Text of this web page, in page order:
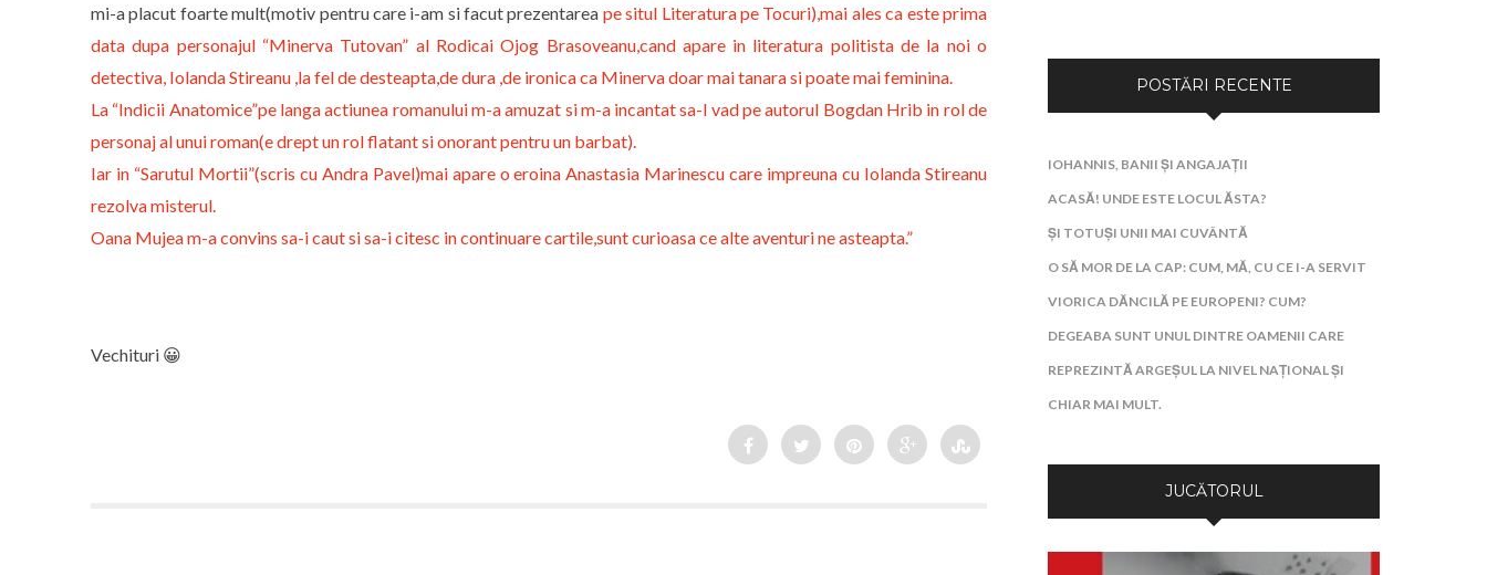
mi-a placut foarte mult(motiv pentru care i-am si facut prezentarea pe situl Literatura pe Tocuri),mai ales ca este prima
data dupa personajul “Minerva Tutovan” al Rodicai Ojog Brasoveanu,cand apare in literatura politista de la noi o
detectiva, Iolanda Stireanu ,la fel de desteapta,de dura ,de ironica ca Minerva doar mai tanara si poate mai feminina.
La “Indicii Anatomice”pe langa actiunea romanului m-a amuzat si m-a incantat sa-l vad pe autorul Bogdan Hrib in rol de
personaj al unui roman(e drept un rol flatant si onorant pentru un barbat).
Iar in “Sarutul Mortii”(scris cu Andra Pavel)mai apare o eroina Anastasia Marinescu care impreuna cu Iolanda Stireanu
rezolva misterul.
Oana Mujeam-a convins sa-i caut si sa-i citesc in continuare cartile,sunt curioasa ce alte aventuri ne asteapta.”
Vechituri 😀
POSTĂRI RECENTE
IOHANNIS, BANII ȘI ANGAJAȚII
ACASĂ! UNDE ESTE LOCUL ĂSTA?
ȘI TOTUȘI UNII MAI CUVÂNTĂ
O SĂ MOR DE LA CAP: CUM, MĂ, CU CE I-A SERVIT
VIORICA DĂNCILĂ PE EUROPENI? CUM?
DEGEABA SUNT UNUL DINTRE OAMENII CARE
REPREZINTĂ ARGEȘUL LA NIVEL NAȚIONAL ȘI
CHIAR MAI MULT.
JUCĂTORUL